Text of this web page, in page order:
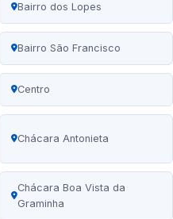
Bairro dos Lopes
Bairro São Francisco
Centro
Chácara Antonieta
Chácara Boa Vista da
Graminha